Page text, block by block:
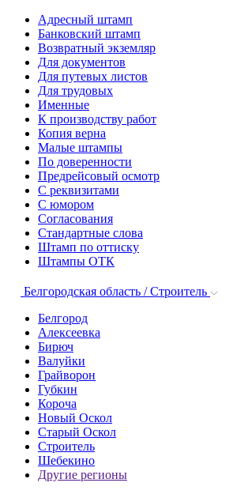
Адресный штамп
Банковский штамп
Возвратный экземляр
Для документов
Для путевых листов
Для трудовых
Именные
К производству работ
Копия верна
Малые штампы
По доверенности
Предрейсовый осмотр
С реквизитами
С юмором
Согласования
Стандартные слова
Штамп по оттиску
Штампы ОТК
Белгородская область / Строитель
Белгород
Алексеевка
Бирюч
Валуйки
Грайворон
Губкин
Короча
Новый Оскол
Старый Оскол
Строитель
Шебекино
Другие регионы